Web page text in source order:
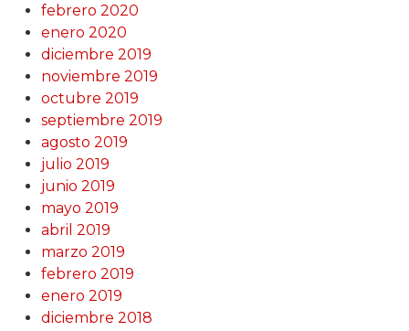
febrero 2020
enero 2020
diciembre 2019
noviembre 2019
octubre 2019
septiembre 2019
agosto 2019
julio 2019
junio 2019
mayo 2019
abril 2019
marzo 2019
febrero 2019
enero 2019
diciembre 2018